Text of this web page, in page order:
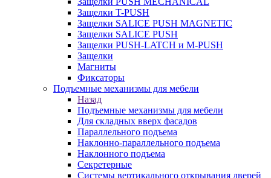
Защелки T-PUSH
Защелки SALICE PUSH MAGNETIC
Защелки SALICE PUSH
Защелки PUSH-LATCH и M-PUSH
Защелки
Магниты
Фиксаторы
Подъемные механизмы для мебели
Назад
Подъемные механизмы для мебели
Для складных вверх фасадов
Параллельного подъема
Наклонно-параллельного подъема
Наклонного подъема
Секретерные
Системы вертикального открывания дверей